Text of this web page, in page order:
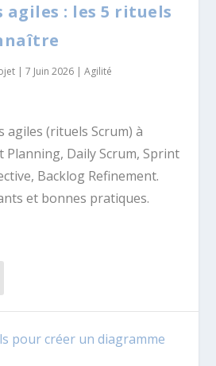
agiles : les 5 rituels
|7 Juin 2026 |Agilité
agiles (rituels Scrum) à
Planning, Daily Scrum, Sprint
Backlog Refinement.
et bonnes pratiques.